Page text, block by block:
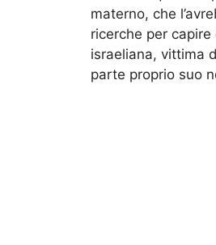
materno, che
ricerche per
israeliana, vittima
parte proprio suo